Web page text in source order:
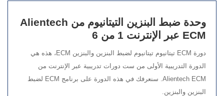
وحدة ضبط البنزين التيتانيوم من Alientech
ECM عبر الإنترنت 1 من 6
دورة ECM تيتانيوم تيتانيوم لضبط البنزين والبنزين ECM، هذه هي
الدورة التدريبية الأولى من ست دورات تدريبية عبر الإنترنت من
Alientech ECM. سنعرفك في هذه الدورة على برنامج ECM لضبط
البنزين والبنزين.